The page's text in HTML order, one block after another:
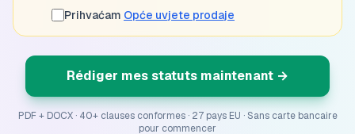
Prihvaćam Opće uvjete prodaje
Rédiger mes statuts maintenant →
PDF + DOCX · 40+ clauses conformes · 27 pays EU · Sans carte bancaire
pour commencer